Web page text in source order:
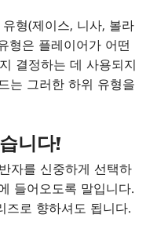
형(제이스, 니사, 볼라
형은 플레이어가 어떤
결정하는 데 사용되지
는 그러한 하위 유형을
니다!
자를 신중하게 선택하
들어오도록 말입니다.
즈로 향하셔도 됩니다.